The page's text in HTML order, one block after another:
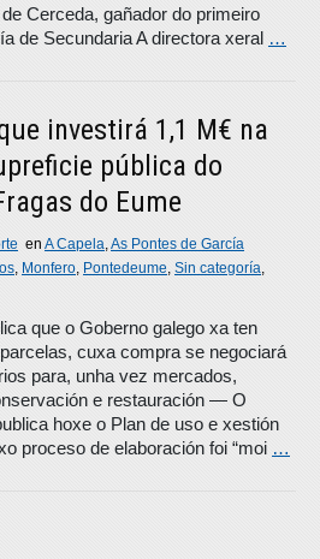
Cerceda, gañador do primeiro
de Secundaria A directora xeral …
investirá 1,1 M€ na
pública do
do Eume
en A Capela,As Pontes de García
, Monfero, Pontedeume, Sin categoría,
que o Goberno galego xa ten
cuxa compra se negociará
para, unha vez mercados,
e restauración — O
hoxe o Plan de uso e xestión
proceso de elaboración foi “moi …